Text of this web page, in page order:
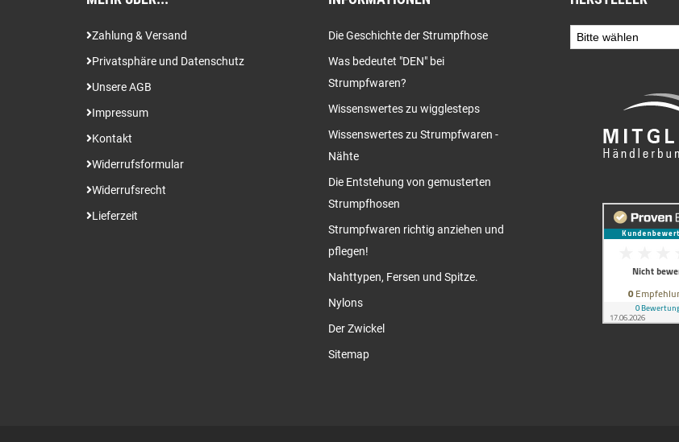
Zahlung & Versand
Privatsphäre und Datenschutz
Unsere AGB
Impressum
Kontakt
Widerrufsformular
Widerrufsrecht
Lieferzeit
Die Geschichte der Strumpfhose
Was bedeutet "DEN" bei
Strumpfwaren?
Wissenswertes zu wigglesteps
Wissenswertes zu Strumpfwaren -
Nähte
Die Entstehung von gemusterten
Strumpfhosen
Strumpfwaren richtig anziehen und
pflegen!
Nahttypen, Fersen und Spitze.
Nylons
Der Zwickel
Sitemap